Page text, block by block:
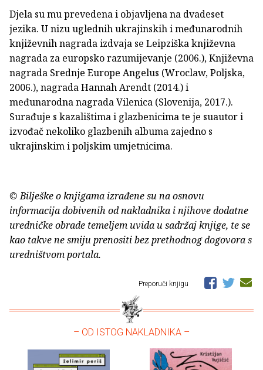
Djela su mu prevedena i objavljena na dvadeset
jezika. U nizu uglednih ukrajinskih i međunarodnih
književnih nagrada izdvaja se Leipziška književna
nagrada za europsko razumijevanje (2006.), Književna
nagrada Srednje Europe Angelus (Wroclaw, Poljska,
2006.), nagrada Hannah Arendt (2014.) i
međunarodna nagrada Vilenica (Slovenija, 2017.).
Surađuje s kazalištima i glazbenicima te je suautor i
izvođač nekoliko glazbenih albuma zajedno s
ukrajinskim i poljskim umjetnicima.
© Bilješke o knjigama izrađene su na osnovu
informacija dobivenih od nakladnika i njihove dodatne
uredničke obrade temeljem uvida u sadržaj knjige, te se
kao takve ne smiju prenositi bez prethodnog dogovora s
uredništvom portala.
Preporuči knjigu
– OD ISTOG NAKLADNIKA –